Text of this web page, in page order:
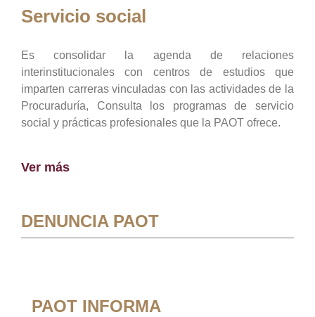
Servicio social
Es consolidar la agenda de relaciones
interinstitucionales con centros de estudios que
imparten carreras vinculadas con las actividades de la
Procuraduría, Consulta los programas de servicio
social y prácticas profesionales que la PAOT ofrece.
Ver más
DENUNCIA PAOT
PAOT INFORMA